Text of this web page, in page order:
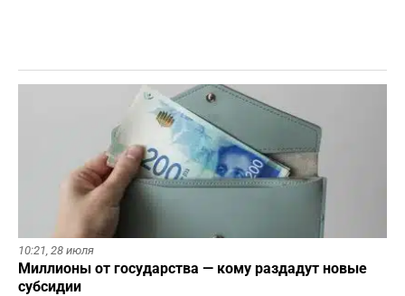
10:21, 28 июля
Миллионы от государства — кому раздадут новые
субсидии